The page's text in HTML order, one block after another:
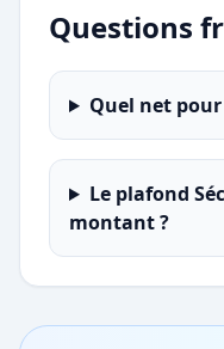
Questions
Quel net
Le plafond
montant ?